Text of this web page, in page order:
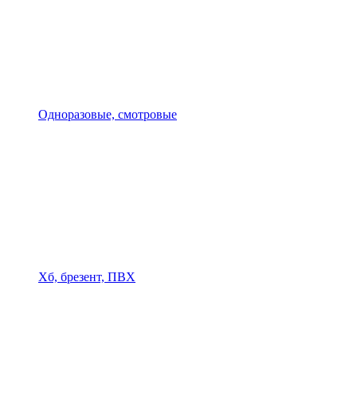
Одноразовые, смотровые
Хб, брезент, ПВХ